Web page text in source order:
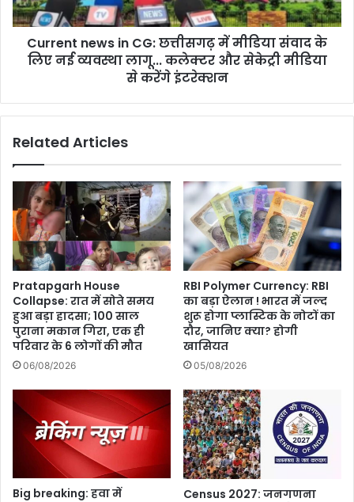
संवाद
के
कलेक्टर
सेकेट्री
करेंगे
इंटरेक्शन
Current news in CG: छत्तीसगढ़ में मीडिया संवाद के
लिए नई व्यवस्था लागू... कलेक्टर और सेकेट्री मीडिया
से करेंगे इंटरेक्शन
Related Articles
Pratapgarh House
Collapse: रात में सोते समय
हुआ बड़ा हादसा; 100 साल
पुराना मकान गिरा, एक ही
परिवार के 6 लोगों की मौत
06/08/2026
RBI Polymer Currency: RBI
का बड़ा ऐलान ! भारत में जल्द
शुरू होगा प्लास्टिक के नोटों का
दौर, जानिए क्या? होगी
खासियत
05/08/2026
Big breaking: हवा में
Census 2027: जनगणना